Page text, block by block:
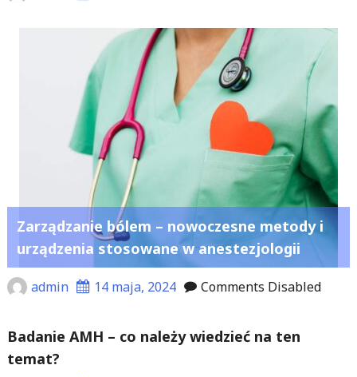
Zarządzanie bólem – nowoczesne metody i
urządzenia stosowane w anestezjologii
admin 14 maja, 2024 Comments Disabled
Badanie AMH – co należy wiedzieć na ten
temat?